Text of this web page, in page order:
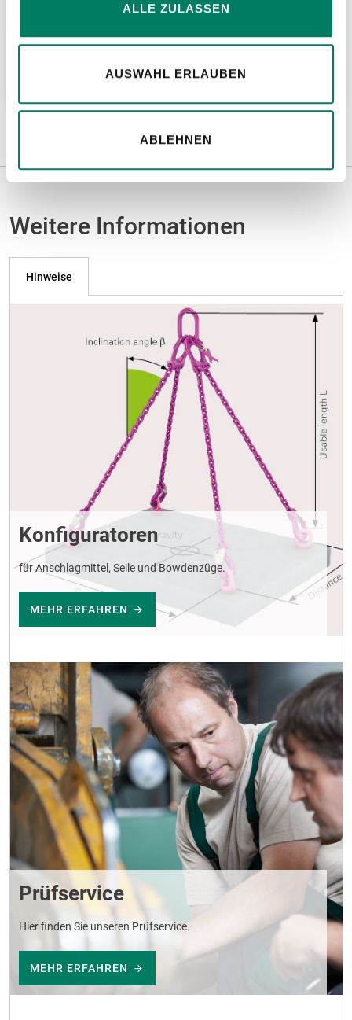
ALLE ZULASSEN
AUSWAHL ERLAUBEN
ABLEHNEN
Weitere Informationen
Weitere Informationen
Hinweise
Konfiguratoren
für Anschlagmittel, Seile und Bowdenzüge.
MEHR ERFAHREN
Prüfservice
Hier finden Sie unseren Prüfservice.
MEHR ERFAHREN